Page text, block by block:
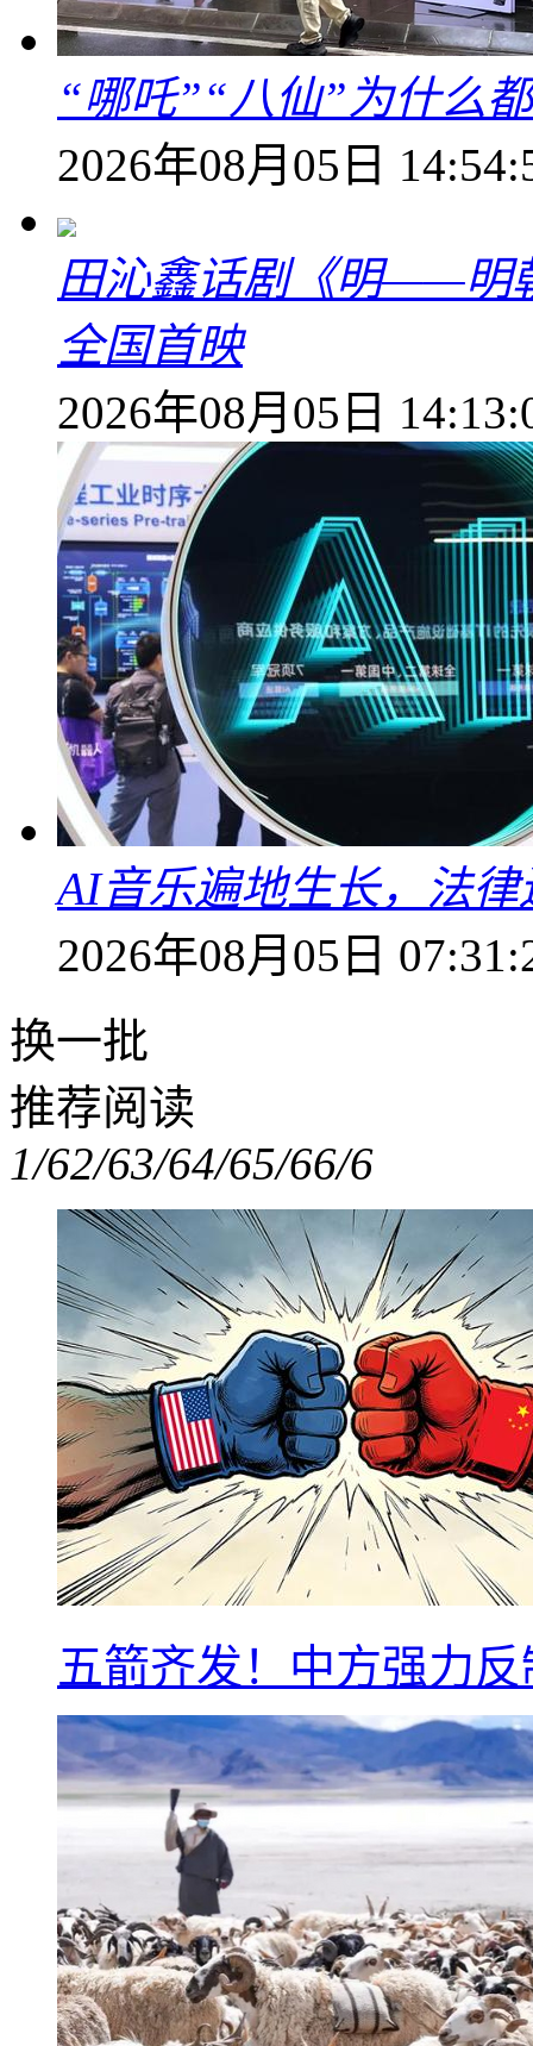
“哪吒”“八仙”为什么
2026年08月05日
田沁鑫话剧《明——明
全国首映
2026年08月05日
AI音乐遍地生长，法
2026年08月05日
换一批
推荐阅读
1/62/63/64/65/66/6
五箭齐发！中方强力